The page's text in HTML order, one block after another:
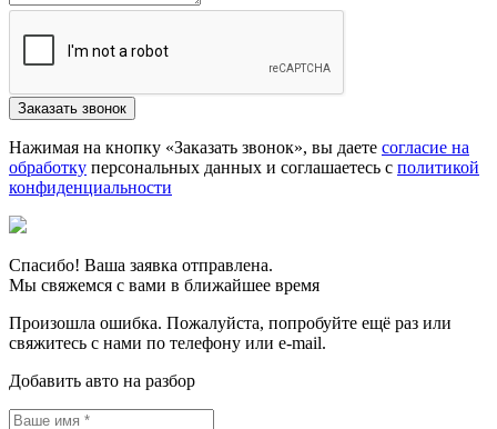
Нажимая на кнопку «Заказать звонок», вы даете согласие на
обработку персональных данных и соглашаетесь c политикой
конфиденциальности
Спасибо! Ваша заявка отправлена.
Мы свяжемся с вами в ближайшее время
Произошла ошибка. Пожалуйста, попробуйте ещё раз или
свяжитесь с нами по телефону или e-mail.
Добавить авто на разбор